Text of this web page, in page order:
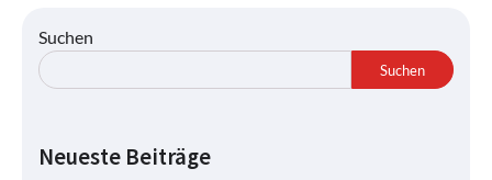
Suchen
Suchen
Neueste Beiträge